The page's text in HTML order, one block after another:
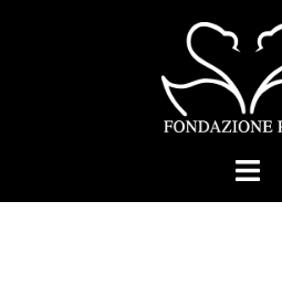
Toggle